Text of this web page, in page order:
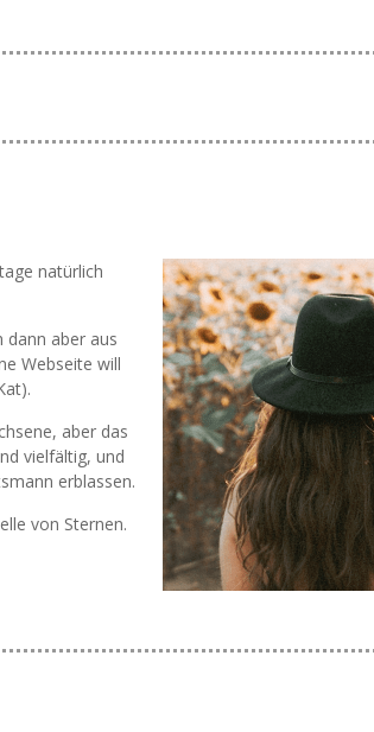
natürlich
dann aber aus
Webseite will
aber das
vielfältig, und
erblassen.
von Sternen.